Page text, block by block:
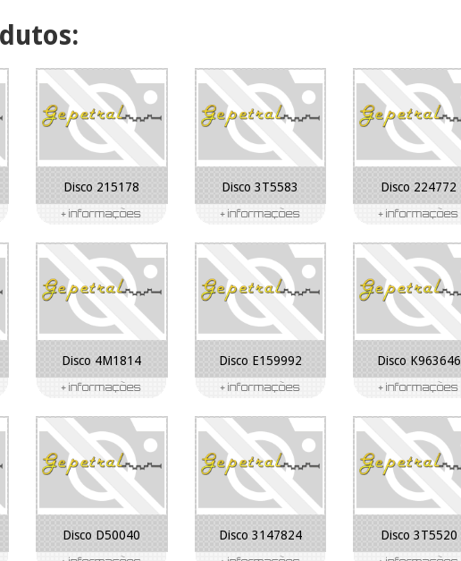
Disco 215178 Disco 3T5583 Disco 224772
Disco 4M1814 Disco E159992 Disco K963646
Disco D50040 Disco 3147824 Disco 3T5520